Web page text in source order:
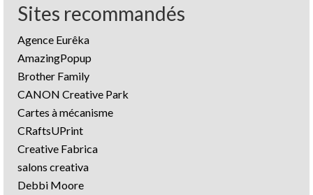
Sites recommandés
Agence Eurêka
AmazingPopup
Brother Family
CANON Creative Park
Cartes à mécanisme
CRaftsUPrint
Creative Fabrica
salons creativa
Debbi Moore